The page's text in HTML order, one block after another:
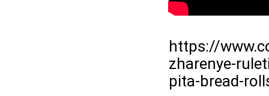
https://
zharenye-
pita-bread-